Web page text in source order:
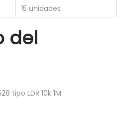
15 unidades
del
tipo LDR 10k 1M